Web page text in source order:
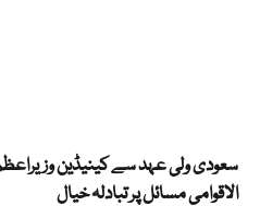
سعودی ولی عہد سے کینیڈین وزیراعظم
الاقوامی مسائل پر تبادلہ خیال